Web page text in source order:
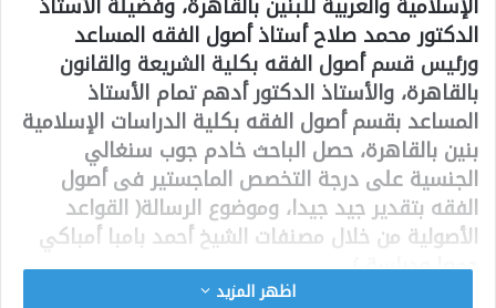
الدكتور محمد صلاح أستاذ أصول الفقه المساعد
ورئيس قسم أصول الفقه بكلية الشريعة والقانون
بالقاهرة، والأستاذ الدكتور أدهم تمام الأستاذ
المساعد بقسم أصول الفقه بكلية الدراسات الإسلامية
بنين بالقاهرة، حصل الباحث خادم جوب سنغالي
الجنسية على درجة التخصص الماجستير فى أصول
الفقه بتقدير جيد جيدا، وموضوع الرسالة( القواعد
الأصولية من خلال مصنفات الشيخ أحمد بامبا أمباكي
جمعا ودراسة )
اظهر المزيد